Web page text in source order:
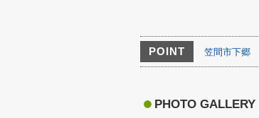
POINT 笠間市下郷
PHOTO GALLERY